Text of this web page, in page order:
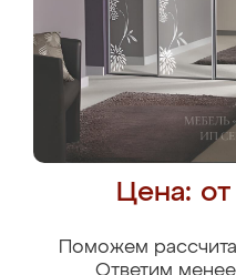
Цена:
Поможем
Ответим